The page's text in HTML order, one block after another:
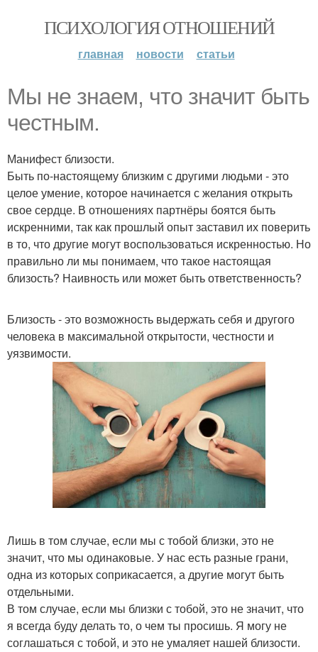
ПСИХОЛОГИЯ ОТНОШЕНИЙ
главная новости статьи
Мы не знаем, что значит быть
честным.
Манифест близости.
Быть по-настоящему близким с другими людьми - это
целое умение, которое начинается с желания открыть
свое сердце. В отношениях партнёры боятся быть
искренними, так как прошлый опыт заставил их поверить
в то, что другие могут воспользоваться искренностью. Но
правильно ли мы понимаем, что такое настоящая
близость? Наивность или может быть ответственность?
Близость - это возможность выдержать себя и другого
человека в максимальной открытости, честности и
уязвимости.
Лишь в том случае, если мы с тобой близки, это не
значит, что мы одинаковые. У нас есть разные грани,
одна из которых соприкасается, а другие могут быть
отдельными.
В том случае, если мы близки с тобой, это не значит, что
я всегда буду делать то, о чем ты просишь. Я могу не
соглашаться с тобой, и это не умаляет нашей близости.